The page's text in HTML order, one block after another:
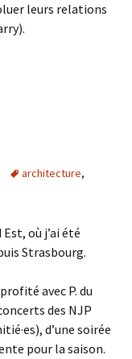
leurs relations
architecture,
où j’ai été
Strasbourg.
avec P. du
des NJP
d’une soirée
pour la saison.